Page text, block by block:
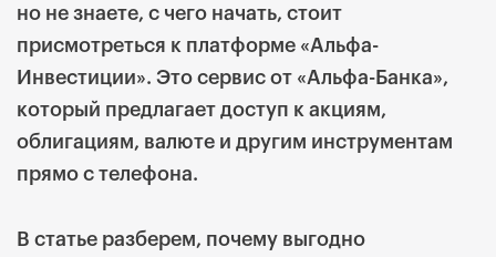
но не знаете, с чего начать, стоит
присмотреться к платформе «Альфа-
Инвестиции». Это сервис от «Альфа-Банка»,
который предлагает доступ к акциям,
облигациям, валюте и другим инструментам
прямо с телефона.
В статье разберем, почему выгодно